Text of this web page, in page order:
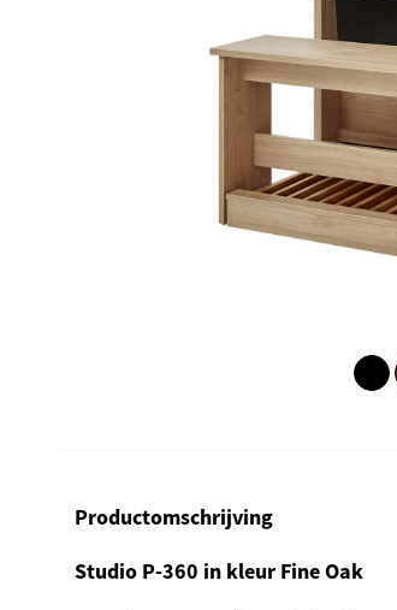
Productomschrijving
Studio P-360 in kleur Fine Oak